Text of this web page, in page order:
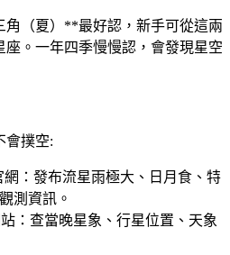
角（夏）**最好認，新手可從這兩
。一年四季慢慢認，會發現星空
會撲空:
網 ：發布流星雨極大、日月食、特
測資訊。
：查當晚星象、行星位置、天象